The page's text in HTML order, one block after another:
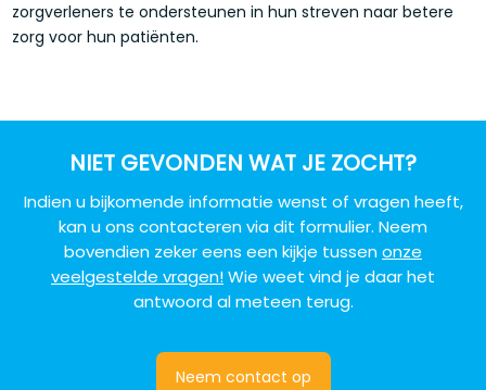
zorgverleners te ondersteunen in hun streven naar betere
zorg voor hun patiënten.
NIET GEVONDEN WAT JE ZOCHT?
Indien u bijkomende informatie wenst of vragen heeft,
kan u ons contacteren via dit formulier. Neem
bovendien zeker eens een kijkje tussenonze
veelgestelde vragen!Wie weet vind je daar het
antwoord al meteen terug.
Neem contact op